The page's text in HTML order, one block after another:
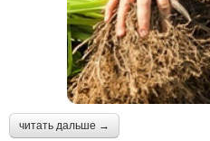
читать дальше →